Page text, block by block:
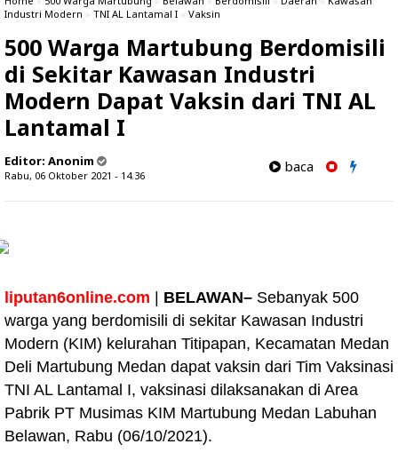
Industri Modern » TNI AL Lantamal I » Vaksin
500 Warga Martubung Berdomisili
di Sekitar Kawasan Industri
Modern Dapat Vaksin dari TNI AL
Lantamal I
Editor: Anonim
Rabu, 06 Oktober 2021 - 14.36
baca
liputan6online.com BELAWAN– Sebanyak 500
warga yang berdomisili di sekitar Kawasan Industri
Modern (KIM) kelurahan Titipapan, Kecamatan Medan
Deli Martubung Medan dapat vaksin dari Tim Vaksinasi
TNI AL Lantamal I, vaksinasi dilaksanakan di Area
Pabrik PT Musimas KIM Martubung Medan Labuhan
Belawan, Rabu (06/10/2021).